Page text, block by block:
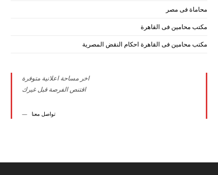
محاماة فى مصر
مكتب محامين فى القاهرة
مكتب محامين فى القاهرة احكام النقض المصرية
اخر مساحة اعلانية متوفرة
اقتنص الفرصة قبل غيرك
تواصل معنا